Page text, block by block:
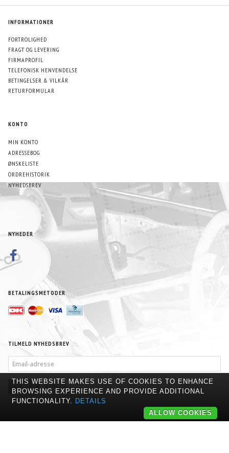
INFORMATIONER
FORTROLIGHED
FRAGT OG LEVERING
FIRMAPROFIL
TELEFONISK HENVENDELSE
BETINGELSER & VILKÅR
RETURFORMULAR
KONTO
MIN KONTO
ADRESSEBOG
ØNSKELISTE
ORDREHISTORIK
NYHEDSBREV
NYHEDER
BETALINGSMETODER
TILMELD NYHEDSBREV
ADRESSE
TILMELD AFMELD
THIS WEBSITE MAKES USE OF COOKIES TO ENHANCE
BROWSING EXPERIENCE AND PROVIDE ADDITIONAL
FUNCTIONALITY. DETAILS
ALLOW COOKIES